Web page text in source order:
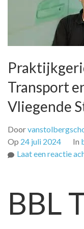
Transport
Vliegende
Door
Op 24 juli 2024 In
Laat een reactie
BBL